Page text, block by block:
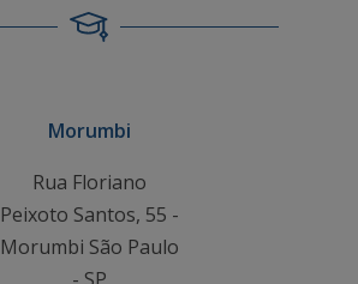
Morumbi
Rua Floriano
Peixoto Santos, 55 -
Morumbi São Paulo